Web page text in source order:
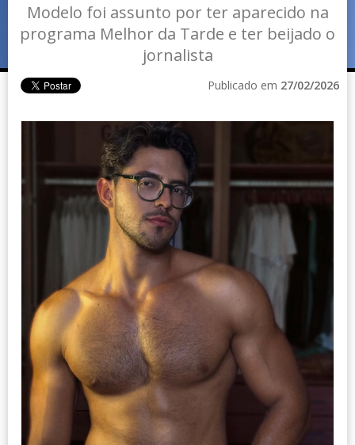
Modelo foi assunto por ter aparecido na
programa Melhor da Tarde e ter beijado o
jornalista
Publicado em 27/02/2026